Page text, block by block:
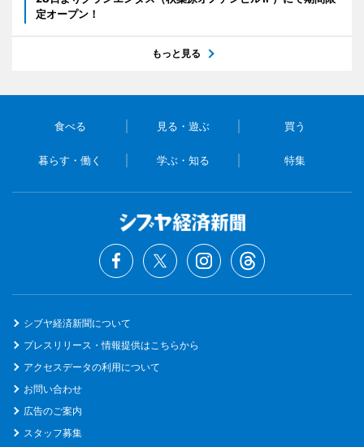
定オープン！
もっと見る
食べる 見る・遊ぶ 買う
暮らす・働く 学ぶ・知る 特集
シブヤ経済新聞について
プレスリリース・情報提供はこちらから
アクセスデータの利用について
お問い合わせ
広告のご案内
スタッフ募集